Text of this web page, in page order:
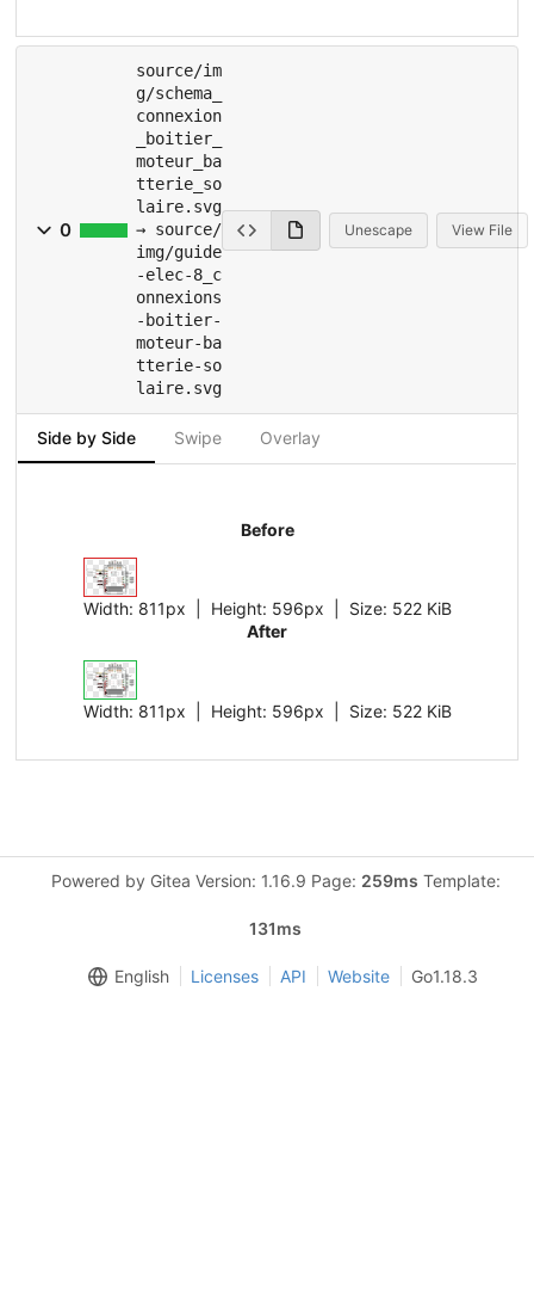
0
source/im
g/schema_
connexion
_boitier_
moteur_ba
tterie_so
laire.svg
→ source/
img/guide
-elec-8_c
onnexions
-boitier-
moteur-ba
tterie-so
laire.svg
Unescape View File
Side by Side Swipe Overlay
Before
Width: 811px | Height: 596px Size: 522 KiB
After
Width: 811px | Height: 596px Size: 522 KiB
Powered by Gitea Version: 1.16.9 Page: 259ms Template:
131ms
English Licenses API Website Go1.18.3